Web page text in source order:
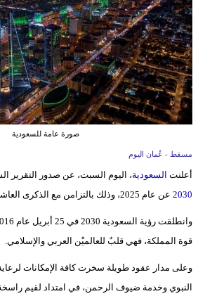
صورة عامة للسعودية
مسقط - عُمان اليوم
أعلنت السعودية، اليوم السبت، عن صدور التقرير
2030 عن عام 2025، وذلك بالتزامن مع الذكرى العاشرة لإطلاقها.
قوة المملكة، فهي قلبٌ للعالميْن العربي والإسلامي.
وعلى مدار عقود طويلة سخرت كافة الإمكانات
النبوي وخدمة ضيوف الرحمن، في امتداد لقيم راسخة